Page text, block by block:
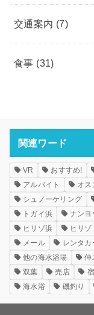
交通案内 (7)
食事 (31)
関連ワード
VR おすすめ!
アルバイト
オス
シュノーケリング
トガイ浜
ナンヨ
ヒリゾ浜
ヒリ
メール
レンタカ
他の海水浴場
仲
双葉
売店 宿
海水浴
磯釣り